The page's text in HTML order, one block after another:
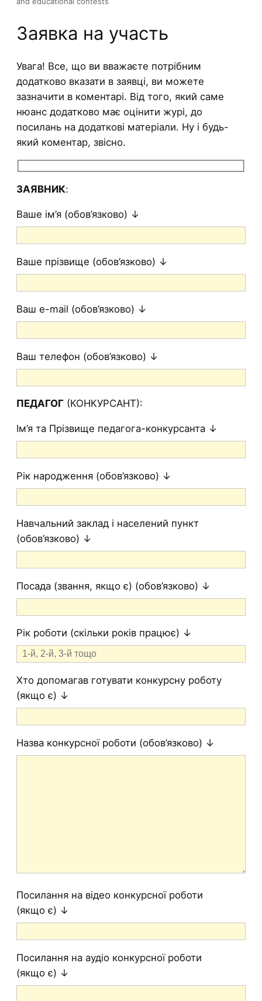
Заявка на участь
Увага! Все, що ви вважаєте потрібним
додатково вказати в заявці, ви можете
зазначити в коментарі. Від того, який саме
нюанс додатково має оцінити журі, до
посилань на додаткові матеріали. Ну і будь-
який коментар, звісно.
ЗАЯВНИК:
Ваше ім’я (обов’язково) ↓
Ваше прізвище (обов’язково) ↓
Ваш e-mail (обов’язково) ↓
Ваш телефон (обов’язково) ↓
ПЕДАГОГ (КОНКУРСАНТ):
Ім’я та Прізвище педагога-конкурсанта ↓
Рік народження (обов’язково) ↓
Навчальний заклад і населений пункт
(обов’язково) ↓
Посада (звання, якщо є) (обов’язково) ↓
Рік роботи (скільки років працює) ↓
Хто допомагав готувати конкурсну роботу
(якщо є) ↓
Назва конкурсної роботи (обов’язково) ↓
Посилання на відео конкурсної роботи
(якщо є) ↓
Посилання на аудіо конкурсної роботи
(якщо є) ↓